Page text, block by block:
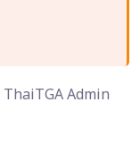
ThaiTGA Admin